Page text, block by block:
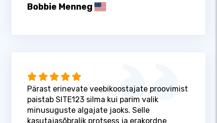
Bobbie Menneg
Pärast erinevate veebikoostajate proovimist
paistab SITE123 silma kui parim valik
minusuguste algajate jaoks. Selle
kasutajasõbralik protsess ja erakordne